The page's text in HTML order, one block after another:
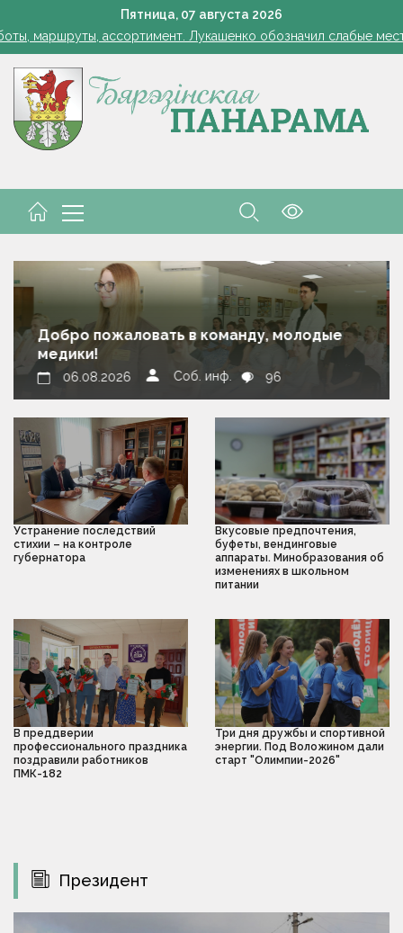
Пятница, 07 августа 2026
маршруты, ассортимент. Лукашенко обозначил слабые
возмутился качеством товаров в магазинах на селе:
1 стакан в ведро — тля и плодожорка бегут: Августовская
и средний бизнес приглашают к сотрудничеству с
Лукашенко: я борюсь не за колхозы или совхозы - я борюсь
маршруты, ассортимент. Лукашенко обозначил слабые
05.08.2026 Соб. инф. 172
Березинские тысячники. Новые имена
Устранение последствий
стихии – на контроле
губернатора
Вкусовые предпочтения,
буфеты, вендинговые
аппараты. Минобразования об
изменениях в школьном
питании
В преддверии
профессионального праздника
поздравили работников
ПМК-182
Три дня дружбы и спортивной
энергии. Под Воложином дали
старт "Олимпии-2026"
Президент